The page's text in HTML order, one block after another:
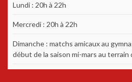
Lundi : 20h à 22h
Mercredi : 20h à 22h
Dimanche : matchs amicaux au
début de la saison mi-mars au terrain